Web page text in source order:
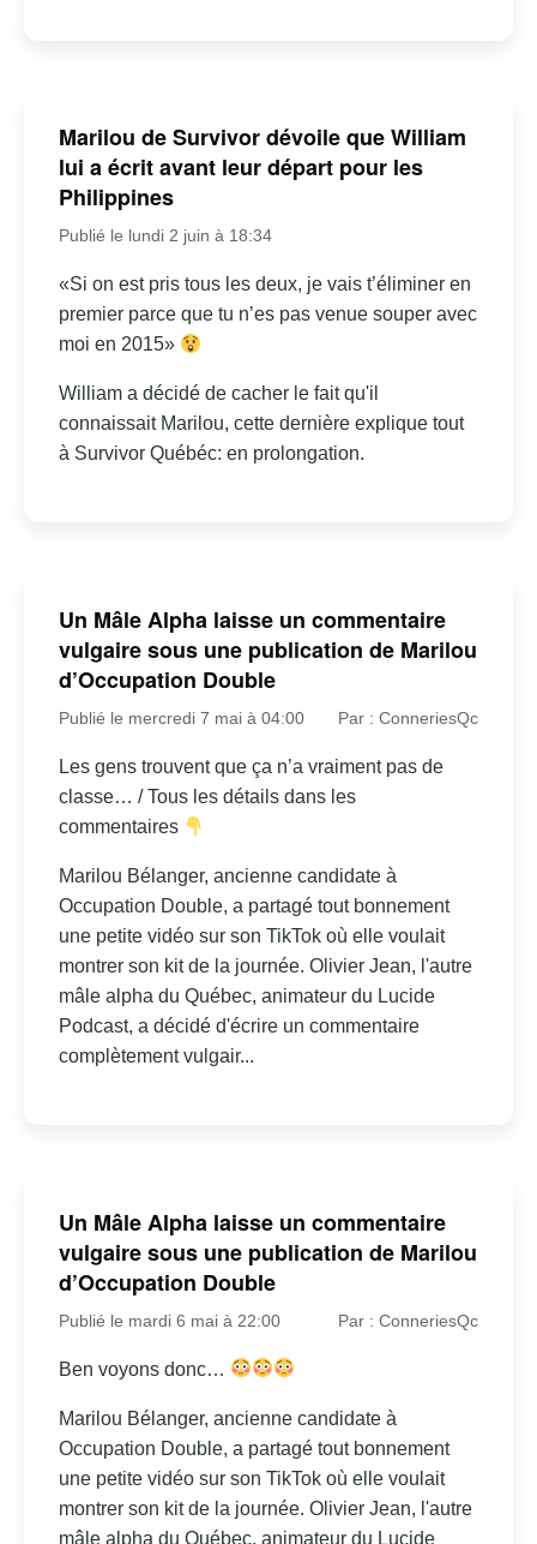
Marilou de Survivor dévoile que William
lui a écrit avant leur départ pour les
Philippines
Publié le lundi 2 juin à 18:34
«Si on est pris tous les deux, je vais t’éliminer en
premier parce que tu n’es pas venue souper avec
moi en 2015»
William a décidé de cacher le fait qu'il
connaissait Marilou, cette dernière explique tout
à Survivor Québéc: en prolongation.
Un Mâle Alpha laisse un commentaire
vulgaire sous une publication de Marilou
d’Occupation Double
Publié le mercredi 7 mai à 04:00 Par : ConneriesQc
Les gens trouvent que ça n’a vraiment pas de
classe… / Tous les détails dans les
commentaires
Marilou Bélanger, ancienne candidate à
Occupation Double, a partagé tout bonnement
une petite vidéo sur son TikTok où elle voulait
montrer son kit de la journée. Olivier Jean, l'autre
mâle alpha du Québec, animateur du Lucide
Podcast, a décidé d'écrire un commentaire
complètement vulgair...
Un Mâle Alpha laisse un commentaire
vulgaire sous une publication de Marilou
d’Occupation Double
Publié le mardi 6 mai à 22:00 Par : ConneriesQc
Ben voyons donc…
Marilou Bélanger, ancienne candidate à
Occupation Double, a partagé tout bonnement
une petite vidéo sur son TikTok où elle voulait
montrer son kit de la journée. Olivier Jean, l'autre
mâle alpha du Québec, animateur du Lucide